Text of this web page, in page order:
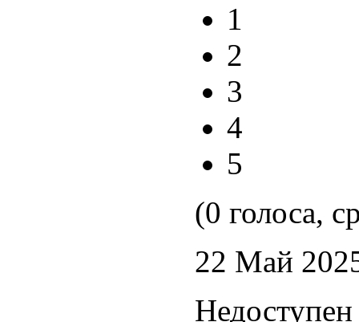
1
2
3
4
5
(0 голоса,
22 Май